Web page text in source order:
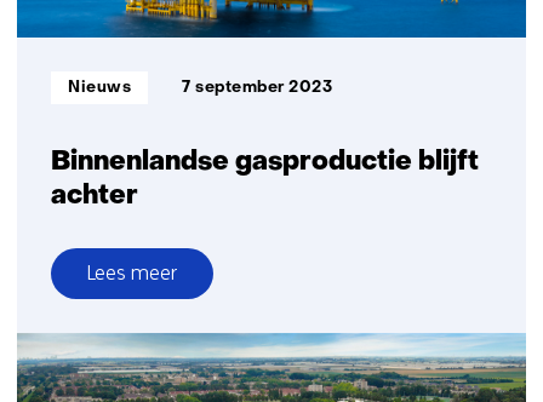
Binnenlandse gasproductie blijft
achter
Informatietype:
Nieuws 7 september 2023
Lees meer
over
Binnenlandse
gasproductie
blijft